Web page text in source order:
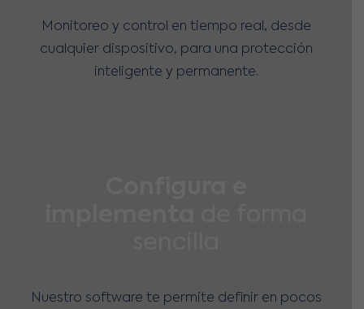
Monitoreo y control en tiempo real, desde
cualquier dispositivo, para una protección
inteligente y permanente.
Nuestro software te permite definir en pocos